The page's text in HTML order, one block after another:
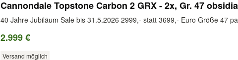
Cannondale Topstone Carbon 2 GRX - 2x, Gr. 47
40 Jahre Jubiläum Sale bis 31.5.2026 2999,- statt 3699,- Euro Größe 47
2.999 €
Versand möglich